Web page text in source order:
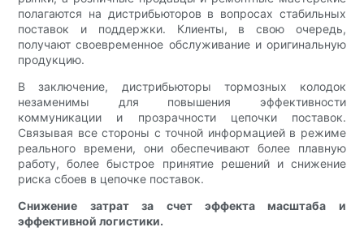
полагаются на дистрибьюторов в вопросах стабильных
поставок и поддержки. Клиенты, в свою очередь,
получают своевременное обслуживание и оригинальную
продукцию.
В заключение, дистрибьюторы тормозных колодок
незаменимы для повышения эффективности
коммуникации и прозрачности цепочки поставок.
Связывая все стороны с точной информацией в режиме
реального времени, они обеспечивают более плавную
работу, более быстрое принятие решений и снижение
риска сбоев в цепочке поставок.
Снижение затрат за счет эффекта масштаба и
эффективной логистики.